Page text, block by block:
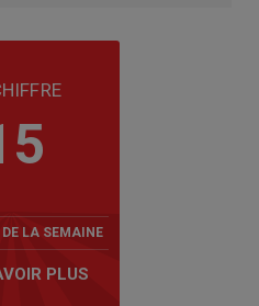
DE LA SEMAINE
PLUS